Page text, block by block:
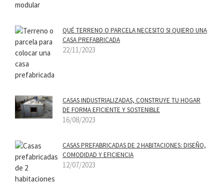
QUÉ TERRENO O PARCELA NECESITO SI QUIERO UNA
CASA PREFABRICADA
22/11/2023
CASAS INDUSTRIALIZADAS, CONSTRUYE TU HOGAR
DE FORMA EFICIENTE Y SOSTENIBLE
16/08/2023
CASAS PREFABRICADAS DE 2 HABITACIONES: DISEÑO,
COMODIDAD Y EFICIENCIA
12/07/2023